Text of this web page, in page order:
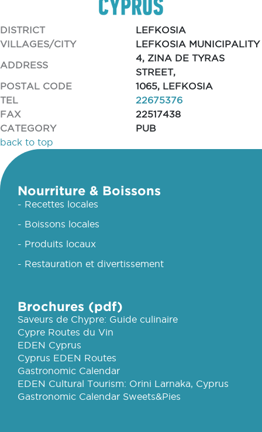
DISTRICT
LEFKOSIA
VILLAGES/CITY
LEFKOSIA MUNICIPALITY
ADDRESS
4, ZINA DE TYRAS
STREET,
POSTAL CODE
1065, LEFKOSIA
TEL
22675376
FAX
22517438
CATEGORY
PUB
back to top
Nourriture & Boissons
- Recettes locales
- Boissons locales
- Produits locaux
- Restauration et divertissement
Brochures (pdf)
Saveurs de Chypre: Guide culinaire
Cypre Routes du Vin
EDEN Cyprus
Cyprus EDEN Routes
Gastronomic Calendar
EDEN Cultural Tourism: Orini Larnaka, Cyprus
Gastronomic Calendar Sweets&Pies